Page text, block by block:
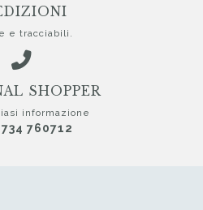
e tracciabili.
SHOPPER
informazione
760712